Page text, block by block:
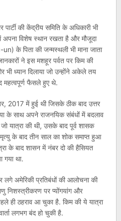
की केंद्रीय समिति के अधिकारी भी
अपना विशेष स्थान रखता है और मौजूदा
के पिता की जन्मस्थली भी माना जाता
ने इस मशहूर पर्वत पर किम की
ध्यान दिलाया जो उन्होंने अकेले तय
महत्वपूर्ण फैसले हुए थे.
2017 में हुई थी जिसके ठीक बाद उत्तर
के साथ अपने राजनयिक संबंधों में बदलाव
यात्रा की थी, उसके बाद पूर्व शासक
के बाद तीन साल का शोक समाप्त हुआ
के बाद शासन में नंबर दो की हैसियत
गया था.
लगे अमेरिकी प्रतिबंधों की आलोचना की
निशस्त्रीकरण पर प्योंगयांग और
ही ठहराव आ चुका है. किम की ये यात्रा
लगभग बंद हो चुकी है.